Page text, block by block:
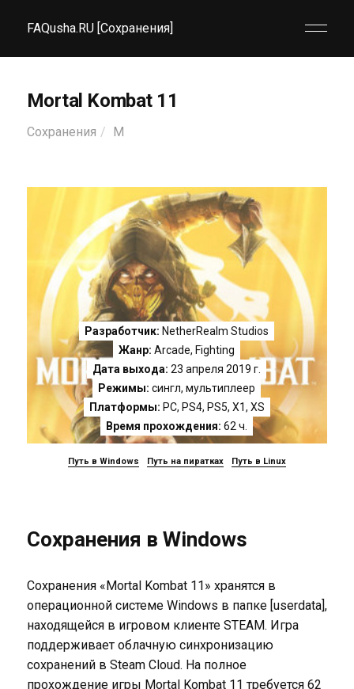
FAQusha.RU [Сохранения]
Mortal Kombat 11
Сохранения M
Разработчик: NetherRealm Studios
Жанр: Arcade, Fighting
Дата выхода: 23 апреля 2019 г.
Режимы: сингл, мультиплеер
Платформы: PC, PS4, PS5, X1, XS
Время прохождения: 62 ч.
Путь в Windows Путь на пиратках Путь в Linux
Сохранения в Windows
Сохранения «Mortal Kombat 11» хранятся в
операционной системе Windows в папке [userdata],
находящейся в игровом клиенте STEAM. Игра
поддерживает облачную синхронизацию
сохранений в Steam Cloud. На полное
прохождение игры Mortal Kombat 11 требуется 62